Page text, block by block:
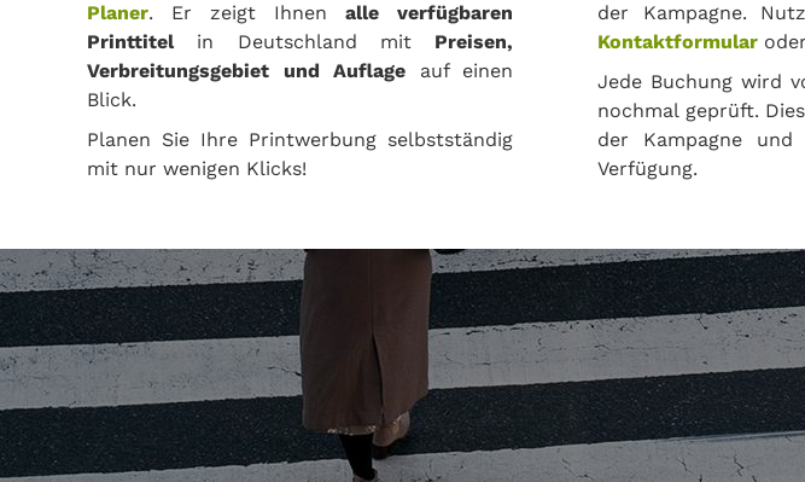
Planer. Er zeigt Ihnenalle verfügbaren
Printtitelin Deutschland mit Preisen,
Verbreitungsgebiet und Auflage auf einen
Blick.
Planen Sie Ihre Printwerbung selbstständig
mit nur wenigen Klicks!
der Kampagne.
Kontaktformular oder
Jede Buchung wird
nochmal geprüft.
der Kampagne
Verfügung.